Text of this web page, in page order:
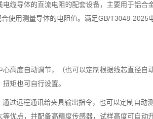
导体的直流电阻的配套设备，主要用于铝合
使用测量导体的电阻值。满足GB/T3048-2025
度自动调节，（也可以定制根据线芯直径自
矩也可自行设置。
过远程通讯给夹具输出指令，也可以定制自动
优点，并配备高精度传感器，试样高度可自动